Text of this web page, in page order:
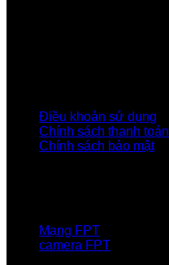
Điều khoản sử dụng
Chính sách thanh toán
Chính sách bảo mật
Mạng FPT
camera FPT